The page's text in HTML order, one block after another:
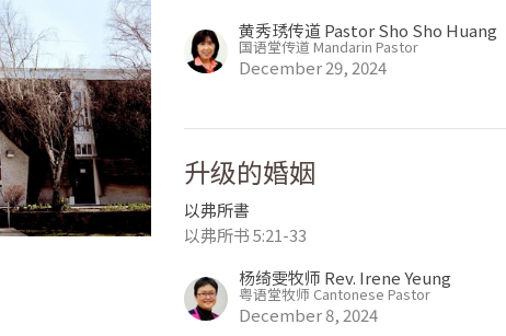
黄秀琇传道 Pastor Sho Sho Huang
国语堂传道 Mandarin Pastor
December 29, 2024
升级的婚姻
以弗所書
以弗所书 5:21-33
杨绮雯牧师 Rev. Irene Yeung
粤语堂牧师 Cantonese Pastor
December 8, 2024